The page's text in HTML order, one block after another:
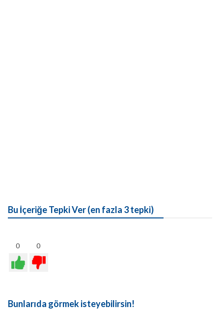
Bu İçeriğe Tepki Ver (en fazla 3 tepki)
0 0
Bunlarıda görmek isteyebilirsin!